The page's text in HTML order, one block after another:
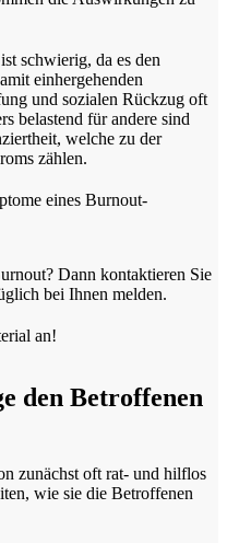
schwierig, da es den
einhergehenden
und sozialen Rückzug oft
belastend für andere sind
welche zu der
zählen.
eines Burnout-
Dann kontaktieren Sie
bei Ihnen melden.
an!
den Betroffenen
zunächst oft rat- und hilflos
wie sie die Betroffenen